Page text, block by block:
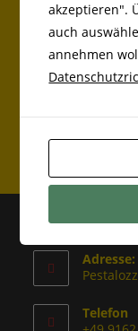
Beiträge
Markt Bibarter
Kontakt
Adresse:
Telefon
akzeptieren".
auch
annehmen